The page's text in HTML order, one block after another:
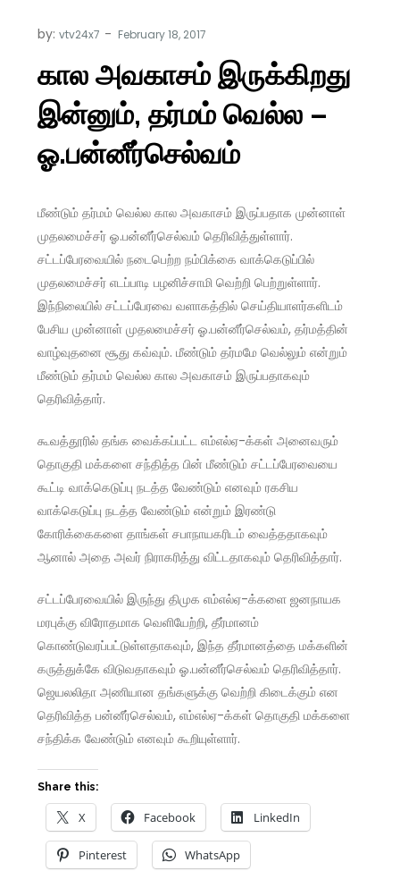
by:vtv24x7
கால அவகாசம் இருக்கிறது
இன்னும், தர்மம் வெல்ல –
ஓ.பன்னீர்செல்வம்
மீண்டும் தர்மம் வெல்ல கால அவகாசம் இருப்பதாக முன்னாள்
முதலமைச்சர் ஓ.பன்னீர்செல்வம் தெரிவித்துள்ளார்.
சட்டப்பேரவையில் நடைபெற்ற நம்பிக்கை வாக்கெடுப்பில்
முதலமைச்சர் எடப்பாடி பழனிச்சாமி வெற்றி பெற்றுள்ளார்.
இந்நிலையில் சட்டப்பேரவை வளாகத்தில் செய்தியாளர்களிடம்
பேசிய முன்னாள் முதலமைச்சர் ஓ.பன்னீர்செல்வம், தர்மத்தின்
வாழ்வுதனை சூது கவ்வும். மீண்டும் தர்மமே வெல்லும் என்றும்
மீண்டும் தர்மம் வெல்ல கால அவகாசம் இருப்பதாகவும்
தெரிவித்தார்.
கூவத்தூரில் தங்க வைக்கப்பட்ட எம்எல்ஏ-க்கள் அனைவரும்
தொகுதி மக்களை சந்தித்த பின் மீண்டும் சட்டப்பேரவையை
கூட்டி வாக்கெடுப்பு நடத்த வேண்டும் எனவும் ரகசிய
வாக்கெடுப்பு நடத்த வேண்டும் என்றும் இரண்டு
கோரிக்கைகளை தாங்கள் சபாநாயகரிடம் வைத்ததாகவும்
ஆனால் அதை அவர் நிராகரித்து விட்டதாகவும் தெரிவித்தார்.
சட்டப்பேரவையில் இருந்து திமுக எம்எல்ஏ-க்களை ஜனநாயக
மரபுக்கு விரோதமாக வெளியேற்றி, தீர்மானம்
கொண்டுவரப்பட்டுள்ளதாகவும், இந்த தீர்மானத்தை மக்களின்
கருத்துக்கே விடுவதாகவும் ஓ.பன்னீர்செல்வம் தெரிவித்தார்.
ஜெயலலிதா அணியான தங்களுக்கு வெற்றி கிடைக்கும் என
தெரிவித்த பன்னீர்செல்வம், எம்எல்ஏ-க்கள் தொகுதி மக்களை
சந்திக்க வேண்டும் எனவும் கூறியுள்ளார்.
Share this:
X Facebook LinkedIn
Pinterest WhatsApp